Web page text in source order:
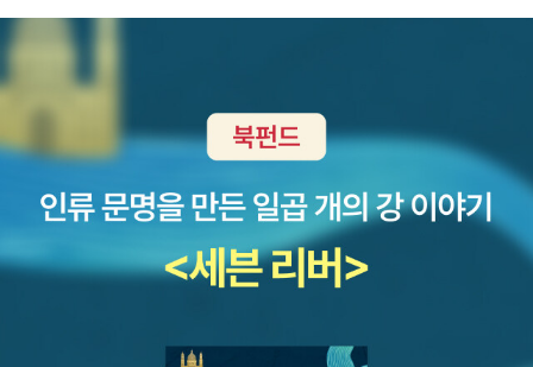
생각을 잠시 해본다. 그냥 작년에 넣어준 양분이 얼마나 남았는
지 모르기에 토양검정을 맡기고 필요한 양분만 넣어주는 것이 경
제적이지 않을까?(비료나 퇴비 다시 사야하는데...)​ 이런저런 생
각과 의문점이 좀 들긴하였지만 비료의 구분과 비료에 대해서는
이전보다 좀 더 잘 공부할 수 있는 시간이 되었고, 앞으로의 흙놀
이(텃밭가꾸기)에 활용해 보려한다.